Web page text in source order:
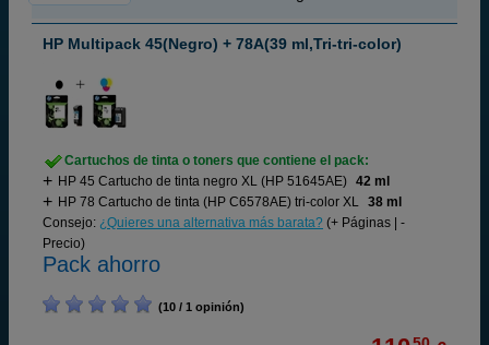
HP Multipack 45(Negro) + 78A(39 ml,Tri-tri-color)
Cartuchos de tinta o toners que contiene el pack:
HP 45 Cartucho de tinta negro XL (HP 51645AE) 42 ml
HP 78 Cartucho de tinta (HP C6578AE) tri-color XL 38 ml
Consejo: ¿Quieres una alternativa más barata? (+ Páginas | -
Precio)
Pack ahorro
(10 / 1 opinión)